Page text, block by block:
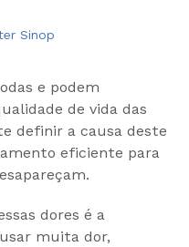
Sinop
e podem
de vida das
definir a causa deste
eficiente para
dores é a
muita dor,